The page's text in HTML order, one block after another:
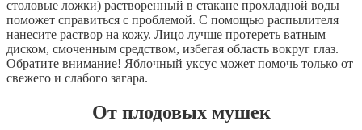
столовые ложки) растворенный в стакане прохладной воды
поможет справиться с проблемой. С помощью распылителя
нанесите раствор на кожу. Лицо лучше протереть ватным
диском, смоченным средством, избегая область вокруг глаз.
Обратите внимание! Яблочный уксус может помочь только от
свежего и слабого загара.
От плодовых мушек